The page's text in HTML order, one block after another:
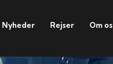
Nyheder Rejser Om os